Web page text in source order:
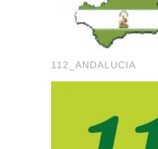
112_ANDALUCIA